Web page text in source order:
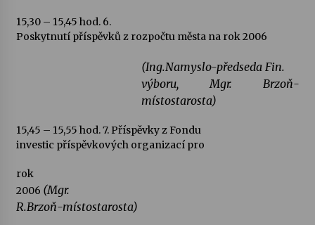
15,30 – 15,45 hod. 6.
Poskytnutí příspěvků z rozpočtu města na rok 2006
(Ing.Namyslo-předseda Fin.
výboru, Mgr. Brzoň-
místostarosta)
15,45 – 15,55 hod.7. Příspěvky z Fondu
investic příspěvkových organizací pro
rok
2006 (Mgr.
R.Brzoň-místostarosta)